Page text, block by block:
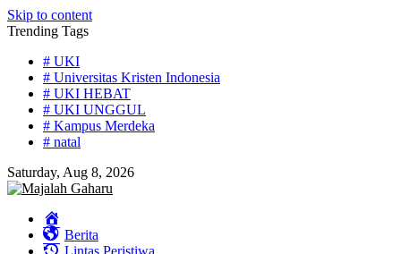
Skip to content
Trending Tags
# UKI
# Universitas Kristen Indonesia
# UKI HEBAT
# UKI UNGGUL
# Kampus Merdeka
# natal
Saturday, Aug 8, 2026
Berita
Lintas Peristiwa